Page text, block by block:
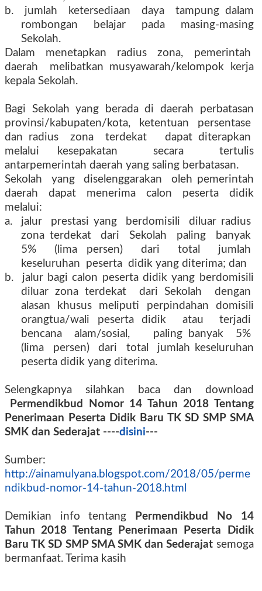
b.
jumlah ketersediaan daya
tampung dalam
rombongan belajar pada masing-masing
Sekolah.
Dalam
menetapkan radius zona,
pemerintah
daerah
melibatkan musyawarah/kelompok kerja
kepala Sekolah.
Bagi Sekolah yang berada di daerah
perbatasan
provinsi/kabupaten/kota,
ketentuan
persentase
dan radius
zona terdekat
dapat diterapkan
melalui kesepakatan
secara
tertulis
antarpemerintah daerah yang saling berbatasan.
Sekolah
yang diselenggarakan
oleh pemerintah
daerah dapat menerima calon peserta didik
melalui:
a.
jalur prestasi yang berdomisili
diluar radius
zona terdekat
dari Sekolah paling
banyak
5%
(lima persen) dari total
jumlah
keseluruhan
peserta didik yang diterima; dan
b.
jalur bagi calon peserta didik yang berdomisili
diluar zona terdekat
dari Sekolah
dengan
alasan khusus meliputi perpindahan domisili
orangtua/wali peserta didik
atau
terjadi
bencana
alam/sosial, paling banyak
5%
(lima
persen) dari total
jumlah keseluruhan
peserta didik yang diterima.
Selengkapnya silahkan baca dan download
Permendikbud Nomor 14 Tahun 2018 Tentang
Penerimaan Peserta Didik Baru TK SD SMP SMA
SMK dan Sederajat ----disini---
Sumber:
http://ainamulyana.blogspot.com/2018/05/perme
ndikbud-nomor-14-tahun-2018.html
Demikian info tentang
Permendikbud No 14
Tahun 2018 Tentang Penerimaan Peserta Didik
Baru TK SD SMP SMA SMK dan Sederajat semoga
bermanfaat. Terima kasih